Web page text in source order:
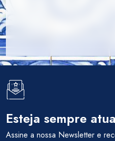
Esteja sempre
Assine a nossa Newsletter e